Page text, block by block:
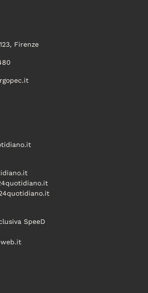
Firenze
SpeeD